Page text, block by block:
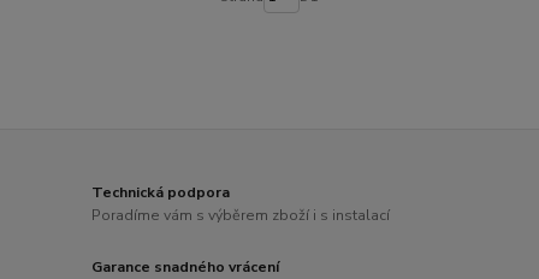
Technická podpora
Poradíme vám s výběrem zboží i s instalací
Garance snadného vrácení